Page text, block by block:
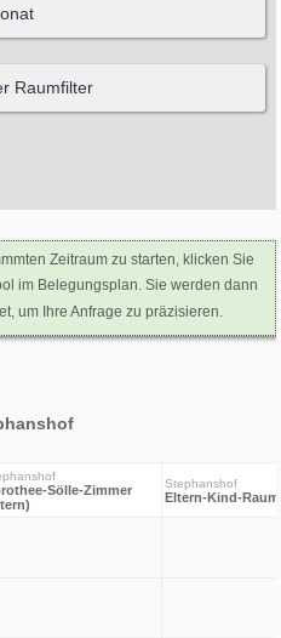
Zeitraum zu starten, klicken Sie
im Belegungsplan. Sie werden dann
um Ihre Anfrage zu präzisieren.
Sölle-Zimmer
Stephanshof
Eltern-Kind-Raum